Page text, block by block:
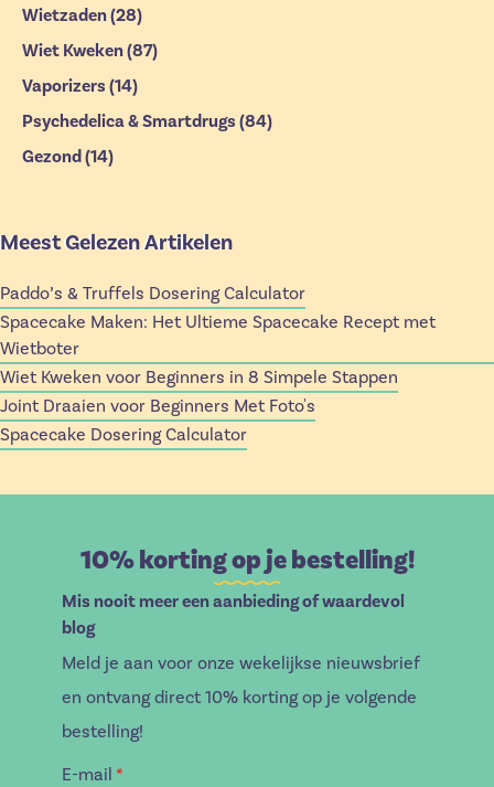
Wietzaden(28)
Wiet Kweken(87)
Vaporizers (14)
Psychedelica & Smartdrugs (84)
Gezond(14)
Meest Gelezen Artikelen
Paddo’s & Truffels Dosering Calculator
Spacecake Maken: Het Ultieme Spacecake Recept met
Wietboter
Wiet Kweken voor Beginners in 8 Simpele Stappen
Joint Draaien voor Beginners Met Foto's
Spacecake Dosering Calculator
10% korting op je bestelling!
Mis nooit meer een aanbieding of waardevol
blog
Meld je aan voor onze wekelijkse nieuwsbrief
en ontvang direct 10% korting op je volgende
bestelling!
E-mail *